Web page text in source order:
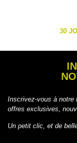
30
Inscrivez-vous à notre
offres exclusives,
Un petit clic, et de